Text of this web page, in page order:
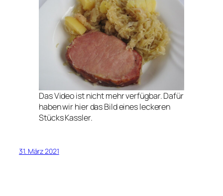
Das Video ist nicht mehr verfügbar. Dafür
haben wir hier das Bild eines leckeren
Stücks Kassler.
31. März 2021